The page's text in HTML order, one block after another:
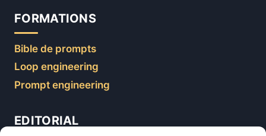
FORMATIONS
Bible de prompts
Loop engineering
Prompt engineering
EDITORIAL